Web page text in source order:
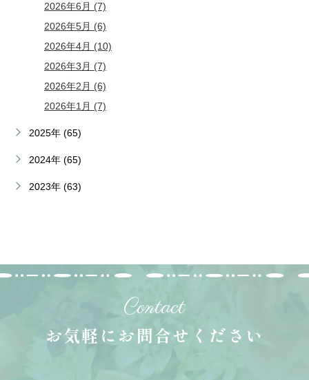
2026年6月 (7)
2026年5月 (6)
2026年4月 (10)
2026年3月 (7)
2026年2月 (6)
2026年1月 (7)
2025年 (65)
2024年 (65)
2023年 (63)
Contact
お気軽にお問合せください